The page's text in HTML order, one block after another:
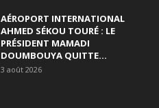
AÉROPORT INTERNATIONAL
AHMED SÉKOU TOURÉ : LE
PRÉSIDENT MAMADI
DOUMBOUYA QUITTE...
3 août 2026